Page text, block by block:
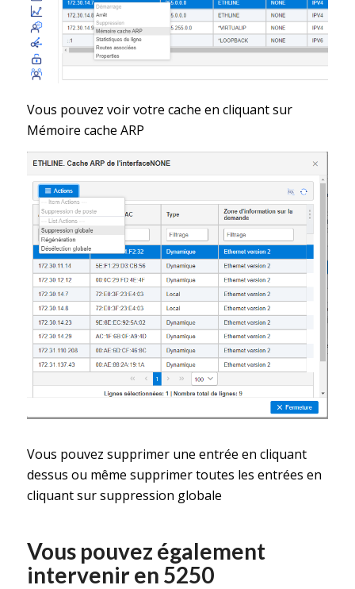
Vous pouvez voir votre cache en cliquant sur
Mémoire cache ARP
Vous pouvez supprimer une entrée en cliquant
dessus ou même supprimer toutes les entrées en
cliquant sur suppression globale
Vous pouvez également
intervenir en 5250